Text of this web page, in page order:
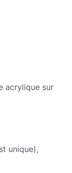
acrylique sur
unique),